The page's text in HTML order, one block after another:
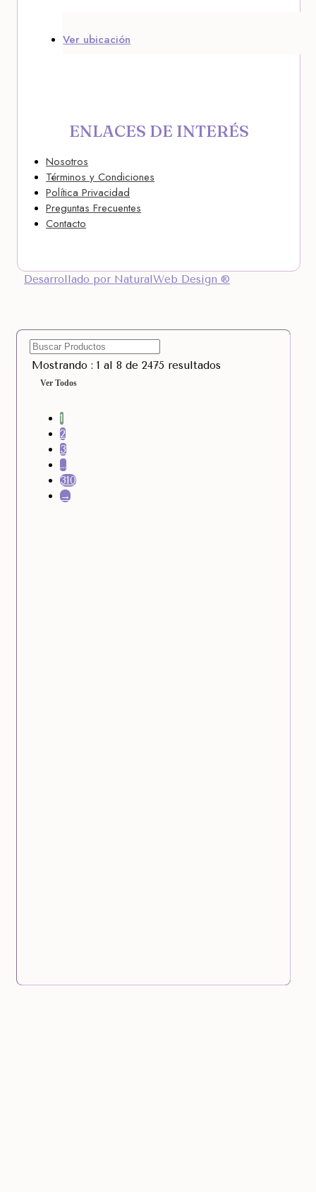
Ver ubicación
ENLACES DE INTERÉS
Nosotros
Términos y Condiciones
Política Privacidad
Preguntas Frecuentes
Contacto
Desarrollado por NaturalWeb Design ®
Mostrando : 1 al 8 de 2475 resultados
Ver Todos
1
2
3
…
310
→